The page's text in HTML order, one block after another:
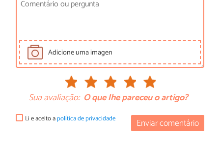
Adicione uma imagen
Sua avaliação: O que lhe pareceu o artigo?
Enviar comentário
Li e aceito apolítica de privacidade